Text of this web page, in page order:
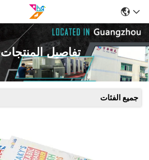
تفاصيل المنتجات
جميع الفئات